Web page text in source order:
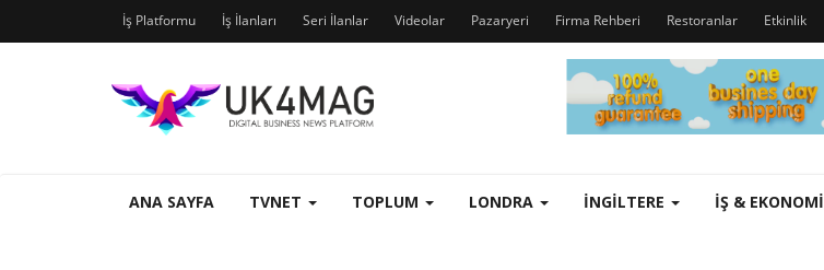
İş Platformu İş İlanları Seri İlanlar Videolar Pazaryeri Firma Rehberi Restoranlar Etkinlik
ANA SAYFA TVNET TOPLUM LONDRA İNGILTERE İŞ & EKONOMI